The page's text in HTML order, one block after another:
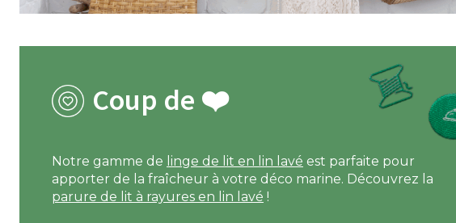
Coup de ❤️
Notre gamme de linge de lit en lin lavé est parfaite pour
apporter de la fraîcheur à votre déco marine. Découvrez la
parure de lit à rayures en lin lavé !